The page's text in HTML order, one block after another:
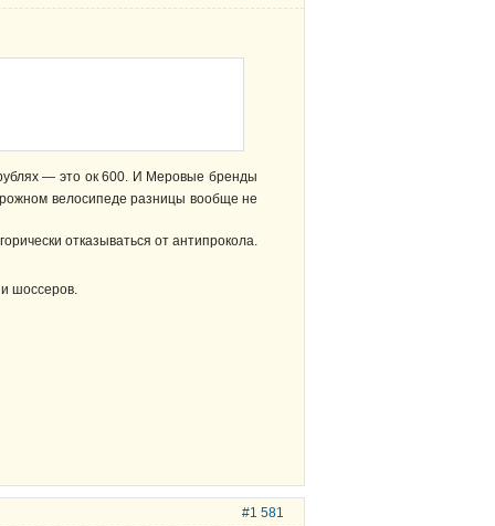
— это ок 600. И Меровые бренды
велосипеде разницы вообще не
отказываться от антипрокола.
шоссеров.
#1 581